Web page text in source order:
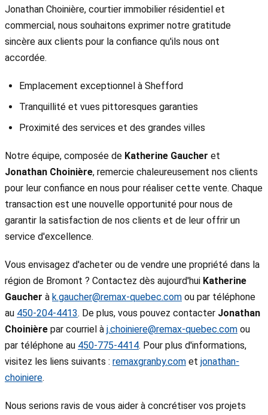
Jonathan Choinière, courtier immobilier résidentiel et
commercial, nous souhaitons exprimer notre gratitude
sincère aux clients pour la confiance qu'ils nous ont
accordée.
Emplacement exceptionnel à Shefford
Tranquillité et vues pittoresques garanties
Proximité des services et des grandes villes
Notre équipe, composée de Katherine Gaucher et
Jonathan Choinière, remercie chaleureusement nos clients
pour leur confiance en nous pour réaliser cette vente. Chaque
transaction est une nouvelle opportunité pour nous de
garantir la satisfaction de nos clients et de leur offrir un
service d'excellence.
Vous envisagez d'acheter ou de vendre une propriété dans la
région de Bromont ? Contactez dès aujourd'hui Katherine
Gaucher à k.gaucher@remax-quebec.com ou par téléphone
au 450-204-4413. De plus, vous pouvez contacter Jonathan
Choinière par courriel à j.choiniere@remax-quebec.com ou
par téléphone au 450-775-4414. Pour plus d'informations,
visitez les liens suivants : remaxgranby.com et jonathan-
choiniere.
Nous serions ravis de vous aider à concrétiser vos projets